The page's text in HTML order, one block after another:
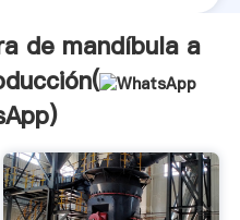
de mandíbula a
)